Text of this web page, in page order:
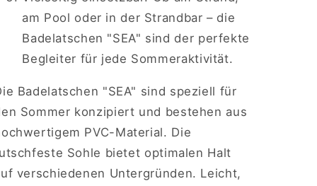
am Pool oder in der Strandbar – die
Badelatschen "SEA" sind der perfekte
Begleiter für jede Sommeraktivität.
Badelatschen "SEA" sind speziell für
Sommer konzipiert und bestehen aus
PVC-Material. Die
Sohle bietet optimalen Halt
verschiedenen Untergründen. Leicht,